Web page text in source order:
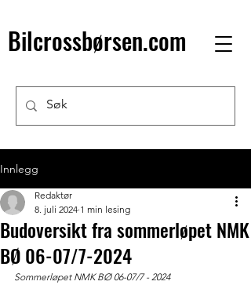
Bilcrossbørsen.com
Innlegg
Budoversikt fra sommerløpet NMK
BØ 06-07/7-2024
Redaktør
8. juli 2024 1 min lesing
Sommerløpet NMK BØ 06-07/7 - 2024